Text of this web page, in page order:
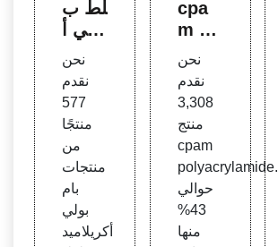
جلط ب
ولي أ
يد، با
م بول
ي أكر
يلاميد
تخثر
نحن
نقدم
577
منتجًا
من
منتجات
بام
بولي
أكريلاميد
cpa
m po
ylam
ide،
cpa
m po
lyacr
ylam
ide
نحن
نقدم
3,308
منتج
cpam
polyacrylamide.
حوالي
43%
منها